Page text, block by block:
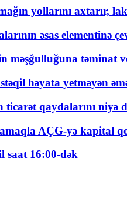
yollarını axtarır,
əsas elementinə
məşğulluğuna təminat
həyata yetməyən
qaydalarını niyə
AÇG-yə kapital
saat 16:00-dək